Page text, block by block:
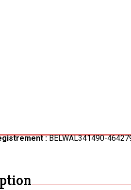
:BELWAL341490-